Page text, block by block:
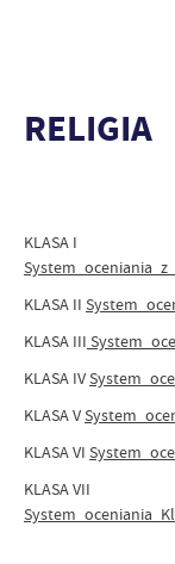
RELIGIA
KLASA I
KLASA II
KLASA III
KLASA IV
KLASA V
KLASA VI
KLASA VII